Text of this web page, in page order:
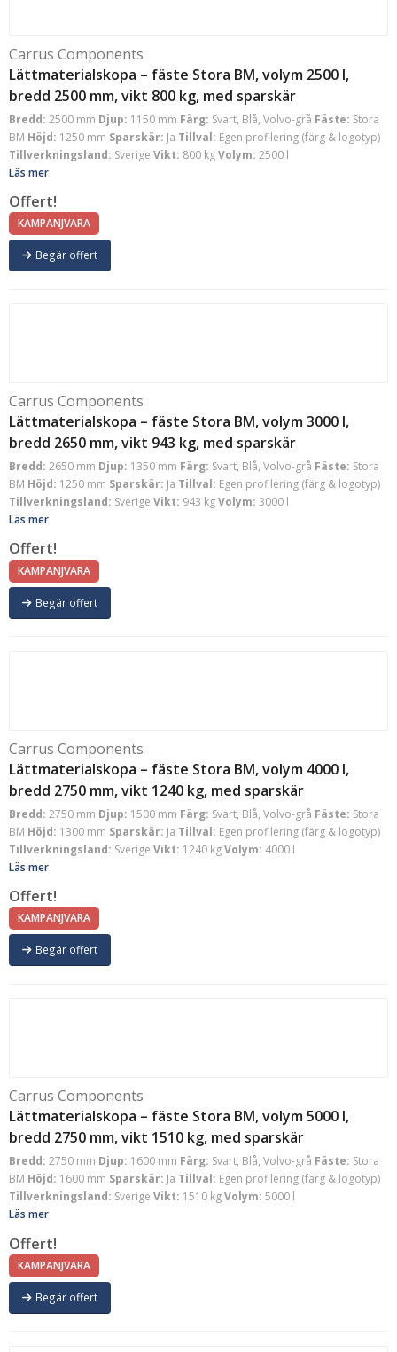
Carrus Components
Lättmaterialskopa – fäste Stora BM, volym 2500 l,
bredd 2500 mm, vikt 800 kg, med sparskär
Bredd: 2500 mm Djup: 1150 mm Färg: Svart, Blå, Volvo-grå Fäste: Stora
BM Höjd: 1250 mm Sparskär: Ja Tillval: Egen profilering (färg & logotyp)
Tillverkningsland: Sverige Vikt: 800 kgVolym: 2500 l
Läs mer
Offert!
KAMPANJVARA
Begär offert
Carrus Components
Lättmaterialskopa – fäste Stora BM, volym 3000 l,
bredd 2650 mm, vikt 943 kg, med sparskär
Bredd: 2650 mm Djup: 1350 mm Färg: Svart, Blå, Volvo-grå Fäste: Stora
BM Höjd: 1250 mm Sparskär: Ja Tillval: Egen profilering (färg & logotyp)
Tillverkningsland: Sverige Vikt: 943 kgVolym: 3000 l
Läs mer
Offert!
KAMPANJVARA
Begär offert
Carrus Components
Lättmaterialskopa – fäste Stora BM, volym 4000 l,
bredd 2750 mm, vikt 1240 kg, med sparskär
Bredd: 2750 mm Djup: 1500 mm Färg: Svart, Blå, Volvo-grå Fäste: Stora
BM Höjd: 1300 mm Sparskär: Ja Tillval: Egen profilering (färg & logotyp)
Tillverkningsland: Sverige Vikt: 1240 kgVolym: 4000 l
Läs mer
Offert!
KAMPANJVARA
Begär offert
Carrus Components
Lättmaterialskopa – fäste Stora BM, volym 5000 l,
bredd 2750 mm, vikt 1510 kg, med sparskär
Bredd: 2750 mm Djup: 1600 mm Färg: Svart, Blå, Volvo-grå Fäste: Stora
BM Höjd: 1600 mm Sparskär: Ja Tillval: Egen profilering (färg & logotyp)
Tillverkningsland: Sverige Vikt: 1510 kgVolym: 5000 l
Läs mer
Offert!
KAMPANJVARA
Begär offert